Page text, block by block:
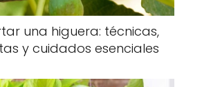
una higuera: técnicas,
y cuidados esenciales